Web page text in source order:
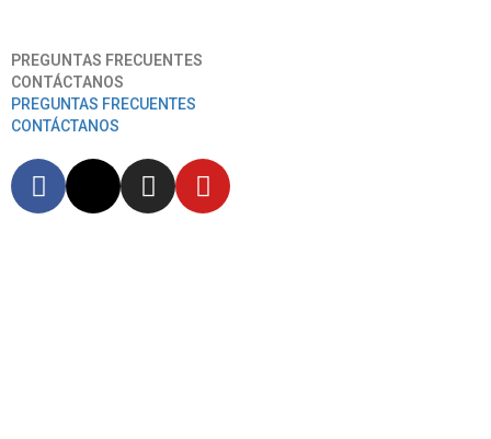
PREGUNTAS FRECUENTES
CONTÁCTANOS
PREGUNTAS FRECUENTES
CONTÁCTANOS